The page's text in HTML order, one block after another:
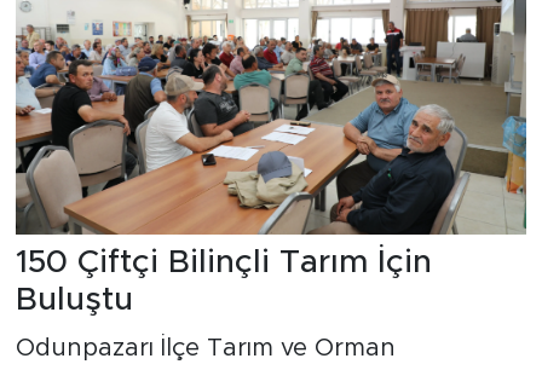
150 Çiftçi Bilinçli Tarım İçin
Buluştu
Odunpazarı İlçe Tarım ve Orman